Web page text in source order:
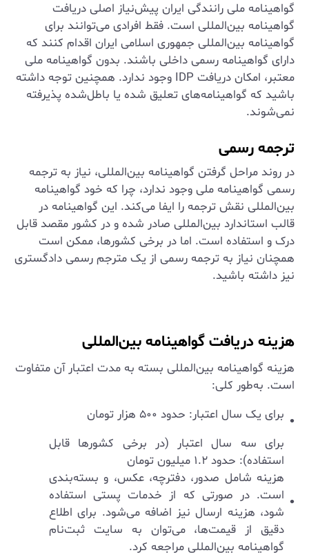
گواهینامه ملی رانندگی ایران پیش‌نیاز اصلی دریافت
گواهینامه بین‌المللی است. فقط افرادی می‌توانند برای
گواهینامه بین‌المللی جمهوری اسلامی ایران اقدام کنند که
دارای گواهینامه رسمی داخلی باشند. بدون گواهینامه ملی
معتبر، امکان دریافت IDP وجود ندارد. همچنین توجه داشته
باشید که گواهینامه‌های تعلیق شده یا باطل‌شده پذیرفته
نمی‌شوند.
ترجمه رسمی
در روند مراحل گرفتن گواهینامه بین‌المللی، نیاز به ترجمه
رسمی گواهینامه ملی وجود ندارد، چرا که خود گواهینامه
بین‌المللی نقش ترجمه را ایفا می‌کند. این گواهینامه در
قالب استاندارد بین‌المللی صادر شده و در کشور مقصد قابل
درک و استفاده است. اما در برخی کشورها، ممکن است
همچنان نیاز به ترجمه رسمی از یک مترجم رسمی دادگستری
نیز داشته باشید.
هزینه دریافت گواهینامه بین‌المللی
هزینه گواهینامه بین‌المللی بسته به مدت اعتبار آن متفاوت
است. به‌طور کلی:
برای یک سال اعتبار: حدود ۵۰۰ هزار تومان
برای سه سال اعتبار (در برخی کشورها قابل
استفاده): حدود ۱.۲ میلیون تومان
هزینه شامل صدور، دفترچه، عکس، و بسته‌بندی
است. در صورتی که از خدمات پستی استفاده
شود، هزینه ارسال نیز اضافه می‌شود. برای اطلاع
دقیق از قیمت‌ها، می‌توان به سایت ثبت‌نام
گواهینامه بین‌المللی مراجعه کرد.